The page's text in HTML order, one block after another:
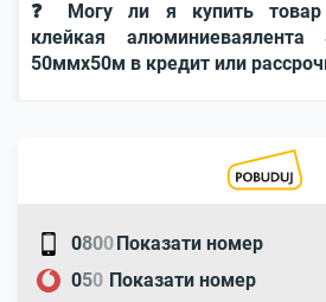
❓ Могу ли я купить товар
клейкая алюминиеваялента
50ммx50м в кредит или
0800Показати номер
050 Показати номер